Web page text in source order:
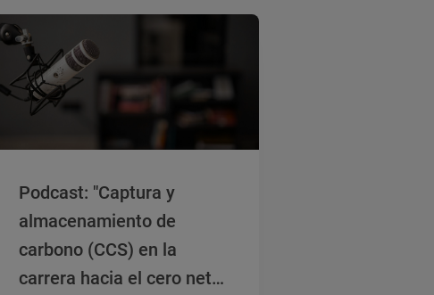
Podcast: "Captura y
almacenamiento de
carbono (CCS) en la
carrera hacia el cero neto",